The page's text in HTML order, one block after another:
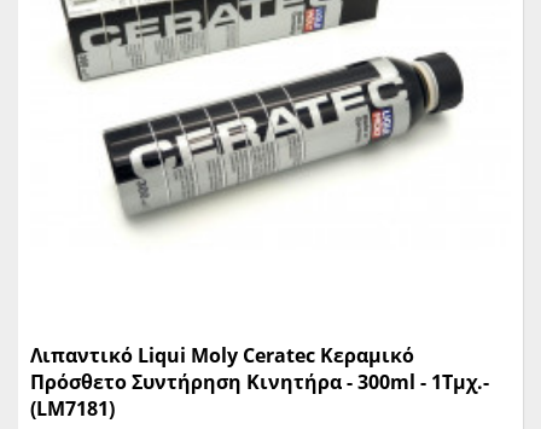
Λιπαντικό Liqui Moly Ceratec Κεραμικό
Πρόσθετο Συντήρηση Κινητήρα - 300ml - 1Τμχ.-
(LM7181)